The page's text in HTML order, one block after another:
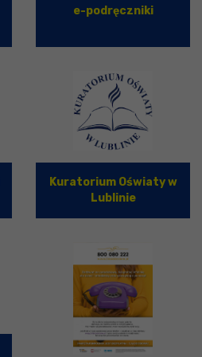
e-podręczniki
Kuratorium Oświaty w
Lublinie